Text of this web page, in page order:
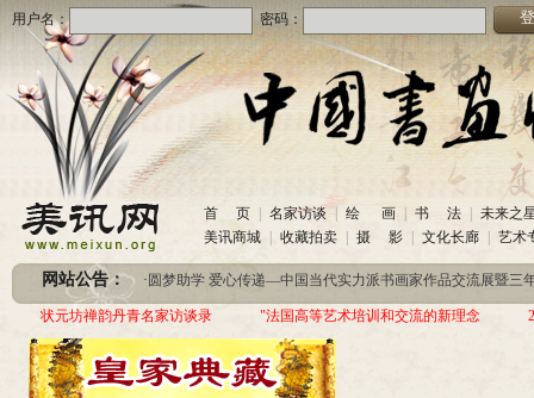
用户名： 密码：
首 页 名家访谈 绘 画 书 法
未来之
美讯商城
收藏拍卖 摄 影 文化长廊 艺术
网站公告：
· 美讯网诚招合作伙伴 (2020-10-26)
中国书画收藏频道服务咨询热线
· 圆梦助学 爱心传递—中国当代实力派书画家作品交流展暨三年帮助100位贫困儿童行动
·美讯网诚招合作伙伴(2020-10-26)
· 中国书画收藏频道服务咨询热线
(2020-06-26)
圆梦助学 爱心传递—中国当代实力派书画家作品交流展暨三年帮助100位贫困儿童行动
状元坊禅韵丹青名家访谈录 "法国高等艺术培训和交流的新理念